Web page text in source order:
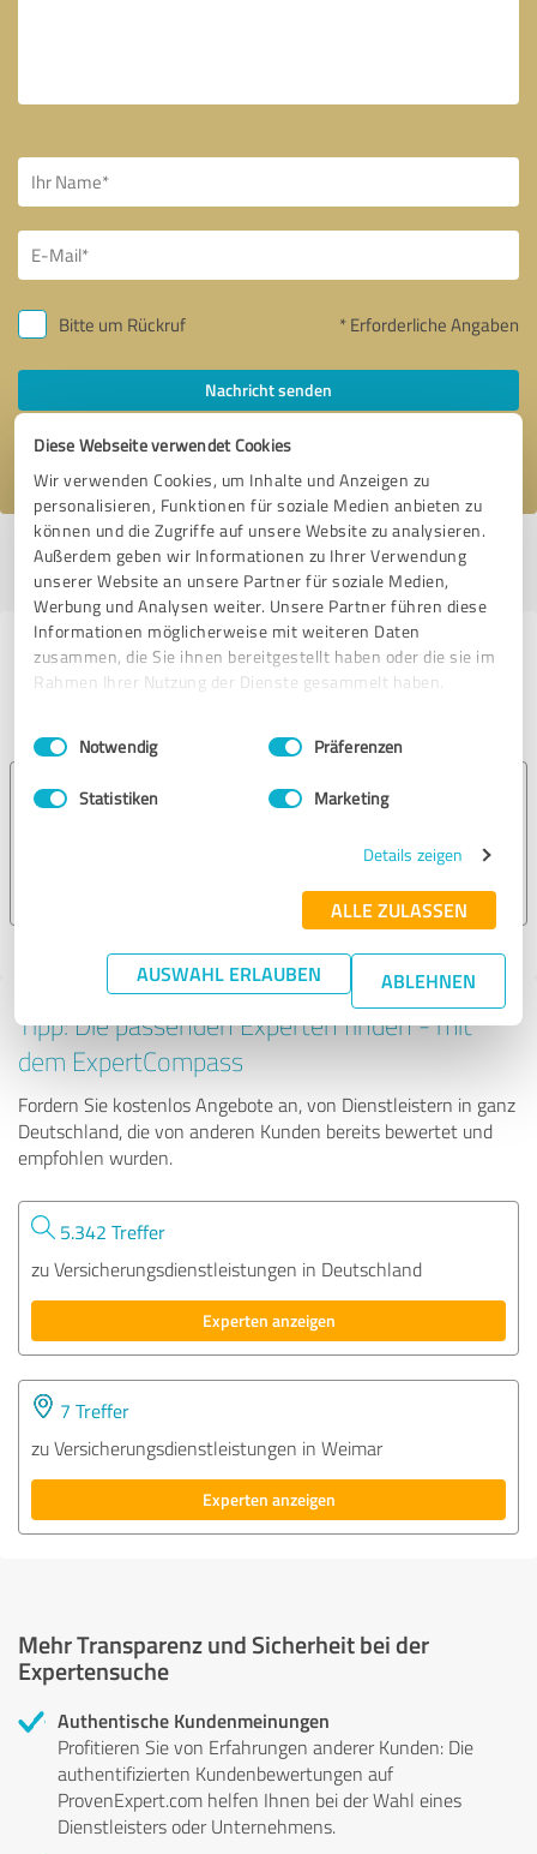
Diese Webseite verwendet Cookies
Wir verwenden Cookies, um Inhalte und Anzeigen zu
personalisieren, Funktionen für soziale Medien anbieten zu
können und die Zugriffe auf unsere Website zu analysieren.
Außerdem geben wir Informationen zu Ihrer Verwendung
unserer Website an unsere Partner für soziale Medien,
Werbung und Analysen weiter. Unsere Partner führen diese
Informationen möglicherweise mit weiteren Daten
zusammen, die Sie ihnen bereitgestellt haben oder die sie im
Rahmen Ihrer Nutzung der Dienste gesammelt haben.
Impressum Datenschutzbestimmungen
Einwilligungsauswahl
Notwendig Präferenzen
Statistiken Marketing
Details zeigen
ALLE ZULASSEN
AUSWAHL ERLAUBEN ABLEHNEN
Bitte um Rückruf * Erforderliche Angaben
Nachricht senden
Ich stimme denDatenschutzbestimmungen
Profil aktiv seit 26.08.2025 |Letzte Aktualisierung: 26.08.2025|
melden
Erfahrungen zu weiteren
Anbietern aus dem Bereich
Versicherungsdienstleistungen
VPV Agentur Lenz-Raab
Tipp: Die passenden Experten finden - mit
dem ExpertCompass
Fordern Sie kostenlos Angebote an, von Dienstleistern in ganz
Deutschland, die von anderen Kunden bereits bewertet und
empfohlen wurden.
5.342 Treffer
zu Versicherungsdienstleistungen in Deutschland
Experten anzeigen
7 Treffer
zu Versicherungsdienstleistungen in Weimar
Experten anzeigen
Mehr Transparenz und Sicherheit bei der
Expertensuche
Authentische Kundenmeinungen
Profitieren Sie von Erfahrungen anderer Kunden: Die
authentifizierten Kundenbewertungen auf
ProvenExpert.com helfen Ihnen bei der Wahl eines
Dienstleisters oder Unternehmens.